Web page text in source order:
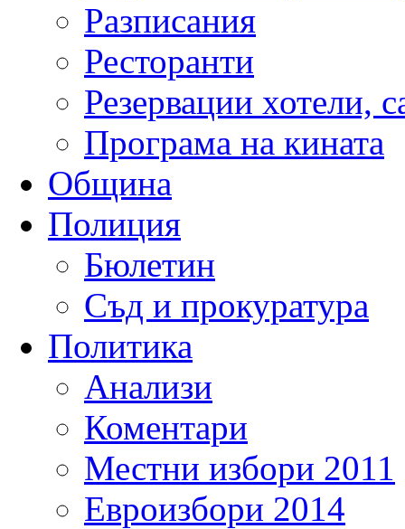
Разписания
Ресторанти
Резервации хотели,
Програма на кината
Община
Полиция
Бюлетин
Съд и прокуратура
Политика
Анализи
Коментари
Местни избори 2011
Евроизбори 2014